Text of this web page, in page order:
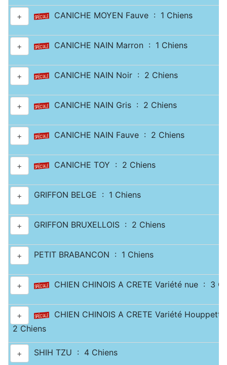
+ CANICHE MOYEN Fauve : 1 Chiens
+ CANICHE NAIN Marron : 1 Chiens
+ CANICHE NAIN Noir : 2 Chiens
+ CANICHE NAIN Gris : 2 Chiens
+ CANICHE NAIN Fauve : 2 Chiens
+ CANICHE TOY : 2 Chiens
+ GRIFFON BELGE : 1 Chiens
+ GRIFFON BRUXELLOIS : 2 Chiens
+ PETIT BRABANCON : 1 Chiens
+ CHIEN CHINOIS A CRETE Variété nue : 3
+
CHIEN CHINOIS A CRETE Variété
2 Chiens
+ SHIH TZU : 4 Chiens